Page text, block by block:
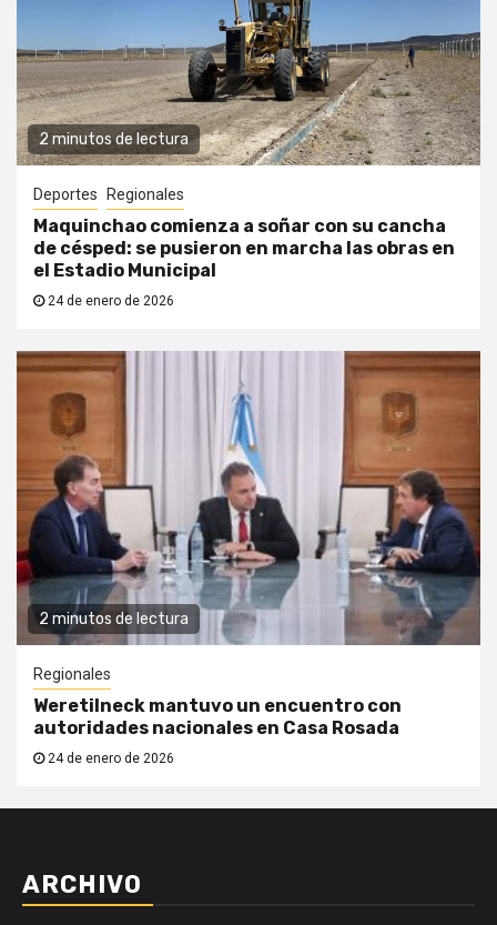
2 minutos de lectura
Deportes Regionales
Maquinchao comienza a soñar con su cancha
de césped: se pusieron en marcha las obras en
el Estadio Municipal
24 de enero de 2026
2 minutos de lectura
Regionales
Weretilneck mantuvo un encuentro con
autoridades nacionales en Casa Rosada
24 de enero de 2026
ARCHIVO